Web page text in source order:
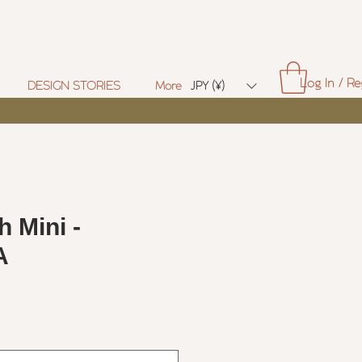
DESIGN STORIES More JPY (¥) Log In /
Mini -